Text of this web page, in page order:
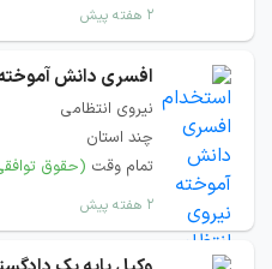
۲ هفته پیش
افسری دانش
نیروی انتظامی
چند استان
تمام وقت (حقوق
۲ هفته پیش